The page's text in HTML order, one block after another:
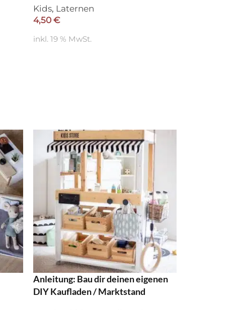
Kids, Laternen
4,50 €
inkl. 19 % MwSt.
Anleitung: Bau dir deinen eigenen
DIY Kaufladen / Marktstand